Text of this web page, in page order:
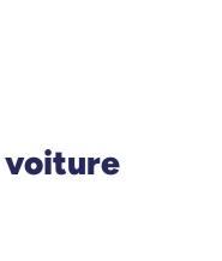
voiture